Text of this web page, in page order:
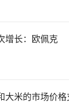
增长：欧佩克
大米的市场价